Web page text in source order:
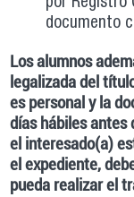
documento
Los alumnos
legalizada del
es personal y la
días hábiles antes
el interesado(a)
el expediente,
pueda realizar el